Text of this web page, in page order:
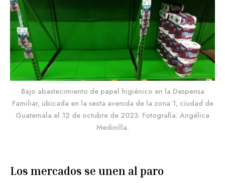
Bajo abastecimiento de papel higiénico en la Despensa
Familiar, ubicada en la sexta avenida de la zona 1, ciudad de
Guatemala el 12 de octubre de 2023. Fotografía: Angélica
Medinilla.
Los mercados se unen al paro